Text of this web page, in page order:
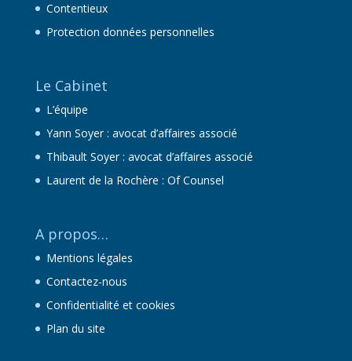
Contentieux
Protection données personnelles
Le Cabinet
L’équipe
Yann Soyer : avocat d’affaires associé
Thibault Soyer : avocat d’affaires associé
Laurent de la Rochère : Of Counsel
A propos…
Mentions légales
Contactez-nous
Confidentialité et cookies
Plan du site